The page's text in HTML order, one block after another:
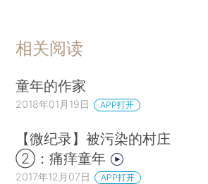
相关阅读
童年的作家
2018年01月19日 APP打开
【微纪录】被污染的村庄
②：痛痒童年
2017年12月07日 APP打开